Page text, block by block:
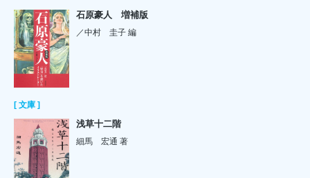
石原豪人 増補版
／中村 圭子 編
[ 文庫 ]
浅草十二階
細馬 宏通 著